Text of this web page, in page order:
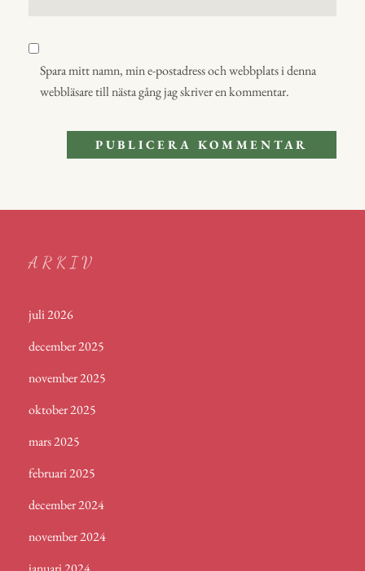
Spara mitt namn, min e-postadress och webbplats i denna
webbläsare till nästa gång jag skriver en kommentar.
ARKIV
juli 2026
december 2025
november 2025
oktober 2025
mars 2025
februari 2025
december 2024
november 2024